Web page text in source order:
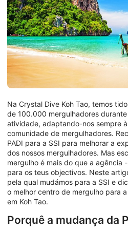
Na Crystal Dive Koh Tao, temos
de 100.000 mergulhadores
atividade, adaptando-nos sempre
comunidade de mergulhadores.
PADI para a SSI para melhorar a
dos nossos mergulhadores. Mas
mergulho é mais do que a agência
para os teus objectivos. Neste
pela qual mudámos para a SSI e
o melhor centro de mergulho para
em Koh Tao.
Porquê a mudança da